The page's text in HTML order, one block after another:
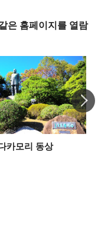
은 홈페이지를 열람
카모리 동상